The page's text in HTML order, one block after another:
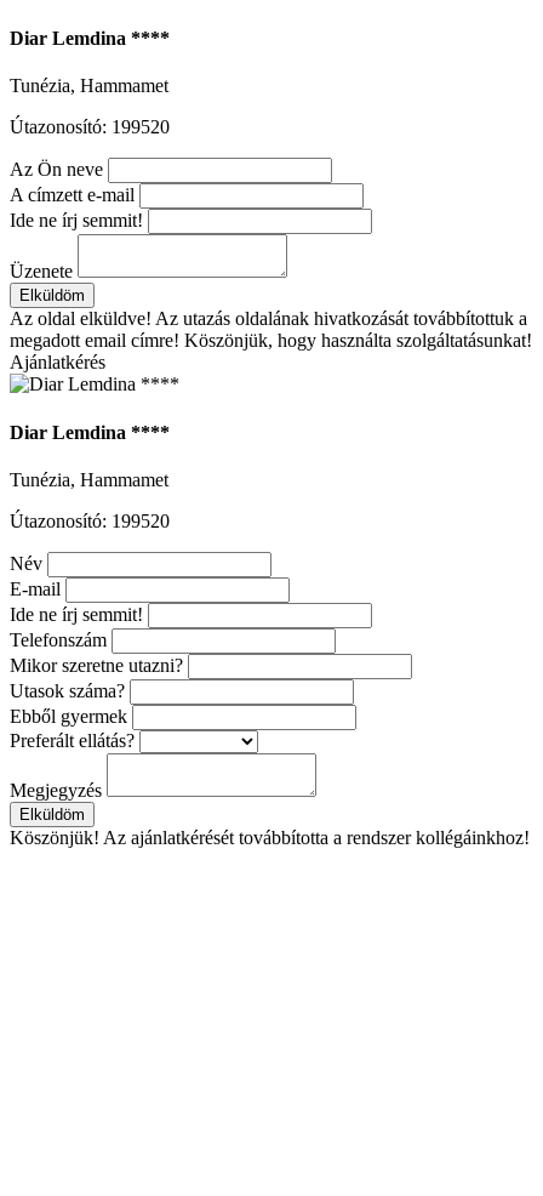
Diar Lemdina ****
Tunézia, Hammamet
Útazonosító: 199520
Az Ön neve
A címzett e-mail
Ide ne írj semmit!
Üzenete
Elküldöm
Az oldal elküldve! Az utazás oldalának hivatkozását továbbítottuk a
megadott email címre! Köszönjük, hogy használta szolgáltatásunkat!
Ajánlatkérés
Diar Lemdina ****
Tunézia, Hammamet
Útazonosító: 199520
Név
E-mail
Ide ne írj semmit!
Telefonszám
Mikor szeretne utazni?
Utasok száma?
Ebből gyermek
Preferált ellátás?
Megjegyzés
Elküldöm
Köszönjük! Az ajánlatkérését továbbította a rendszer kollégáinkhoz!